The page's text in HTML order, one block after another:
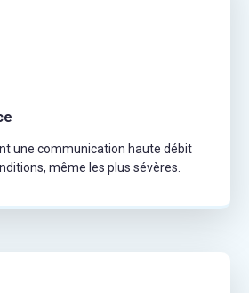
une communication haute débit
même les plus sévères.